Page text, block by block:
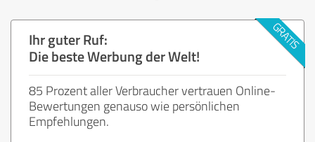
Ihr guter Ruf:
Die beste Werbung der Welt!
85 Prozent aller Verbraucher vertrauen Online-
Bewertungen genauso wie persönlichen
Empfehlungen.